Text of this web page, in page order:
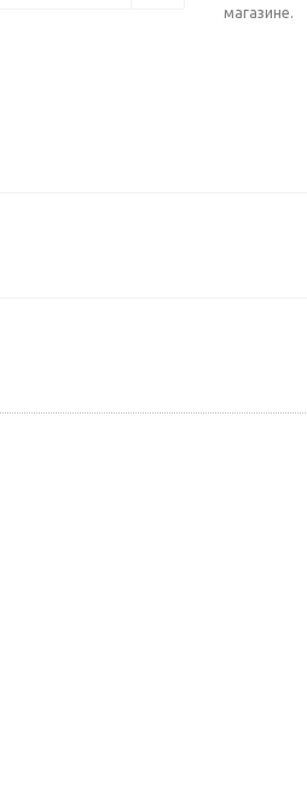
магазине.